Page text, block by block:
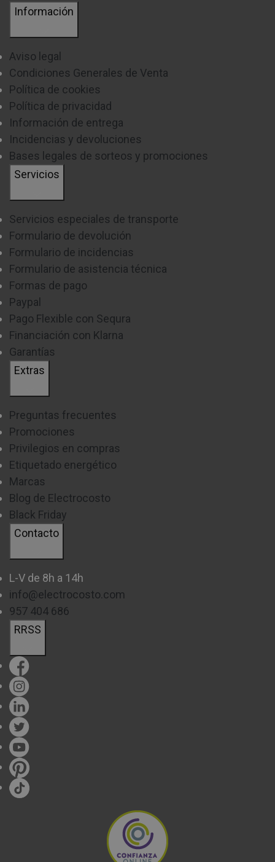
Información
Aviso legal
Condiciones Generales de Venta
Política de cookies
Política de privacidad
Información de entrega
Incidencias y devoluciones
Bases legales de sorteos y promociones
Servicios
Servicios especiales de transporte
Formulario de devolución
Formulario de incidencias
Formulario de asistencia técnica
Formas de pago
Paypal
Pago Flexible con Sequra
Financiación con Klarna
Garantías
Extras
Preguntas frecuentes
Promociones
Privilegios en compras
Etiquetado energético
Marcas
Blog de Electrocosto
Black Friday
Contacto
L-V de 8h a 14h
info@electrocosto.com
957 404 686
RRSS